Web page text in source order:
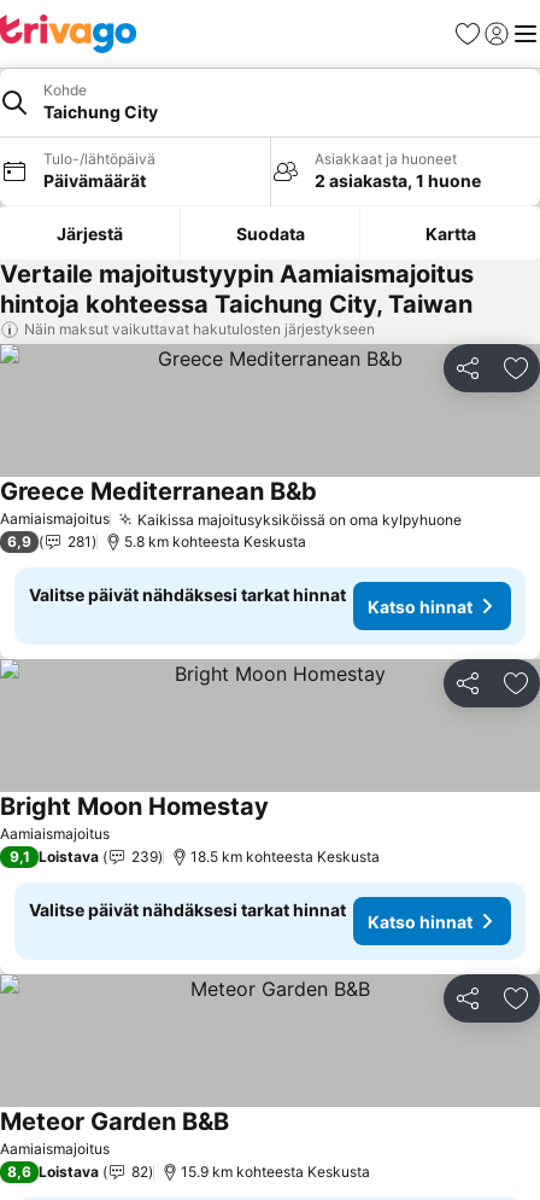
Suosikit
Kohde
Taichung City
Tulo-/lähtöpäivä
Päivämäärät
Asiakkaat ja huoneet
2 asiakasta, 1 huone
Järjestä Suodata Kartta
Vertaile majoitustyypin Aamiaismajoitus
hintoja kohteessa Taichung City, Taiwan
Näin maksut vaikuttavat hakutulosten järjestykseen
Jaa
Aamiaismajoitus Kaikissa majoitusyksiköissä on oma kylpyhuoneKatso
Greece Mediterranean B&b
6,9 281 5.8 km kohteesta Keskusta
Valitse päivät nähdäksesi tarkat hinnat
Katso hinnat
Jaa
Aamiaismajoitus
Bright Moon Homestay
9,1 Loistava 239 18.5 km kohteesta Keskusta
Valitse päivät nähdäksesi tarkat hinnat
Katso hinnat
Jaa
Aamiaismajoitus
Meteor Garden B&BKatso hinnat
8,6 Loistava 82 15.9 km kohteesta Keskusta